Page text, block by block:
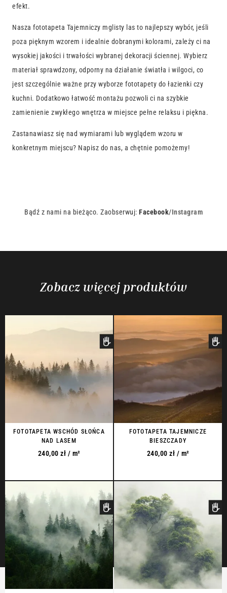
efekt.
Nasza fototapeta Tajemniczy mglisty las to najlepszy wybór, jeśli
poza pięknym wzorem i idealnie dobranymi kolorami, zależy ci na
wysokiej jakości i trwałości wybranej dekoracji ściennej. Wybierz
materiał sprawdzony, odporny na działanie światła i wilgoci, co
jest szczególnie ważne przy wyborze fototapety do łazienki czy
kuchni. Dodatkowo łatwość montażu pozwoli ci na szybkie
zamienienie zwykłego wnętrza w miejsce pełne relaksu i piękna.
Zastanawiasz się nad wymiarami lub wyglądem wzoru w
konkretnym miejscu? Napisz do nas, a chętnie pomożemy!
Bądź z nami na bieżąco. Zaobserwuj: Facebook/Instagram
Zobacz więcej produktów
FOTOTAPETA WSCHÓD SŁOŃCA
NAD LASEM
240,00 zł / m²
FOTOTAPETA TAJEMNICZE
BIESZCZADY
240,00 zł / m²